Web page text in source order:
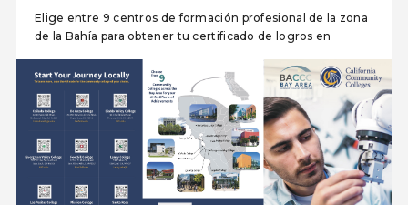
Elige entre 9 centros de formación profesional de la zona
de la Bahía para obtener tu certificado de logros en